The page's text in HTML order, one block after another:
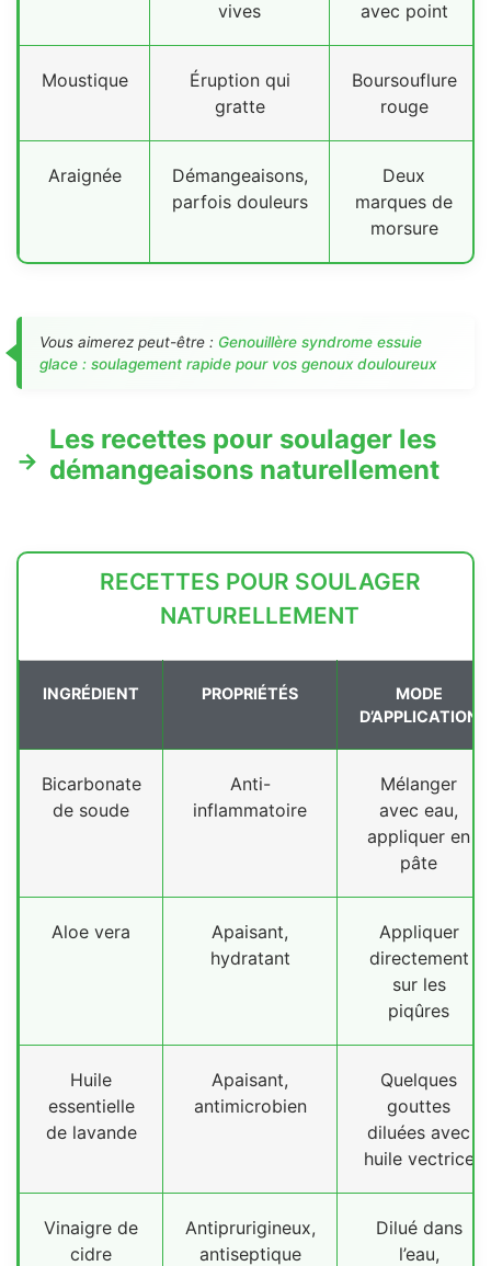
vives avec point
Moustique
Éruption qui
gratte
Boursouflure
rouge
Araignée
Démangeaisons,
parfois douleurs
Deux
marques de
morsure
Vous aimerez peut-être : Genouillère syndrome essuie
glace : soulagement rapide pour vos genoux douloureux
Les recettes pour soulager les
démangeaisons naturellement
RECETTES POUR SOULAGER
NATURELLEMENT
INGRÉDIENT PROPRIÉTÉS
MODE
D’APPLICATION
Bicarbonate
de soude
Anti-
inflammatoire
Mélanger
avec eau,
appliquer en
pâte
Aloe vera
Apaisant,
hydratant
Appliquer
directement
sur les
piqûres
Huile
essentielle
de lavande
Apaisant,
antimicrobien
Quelques
gouttes
diluées avec
huile vectrice
Vinaigre de
cidre
Antiprurigineux,
antiseptique
Dilué dans
l’eau,